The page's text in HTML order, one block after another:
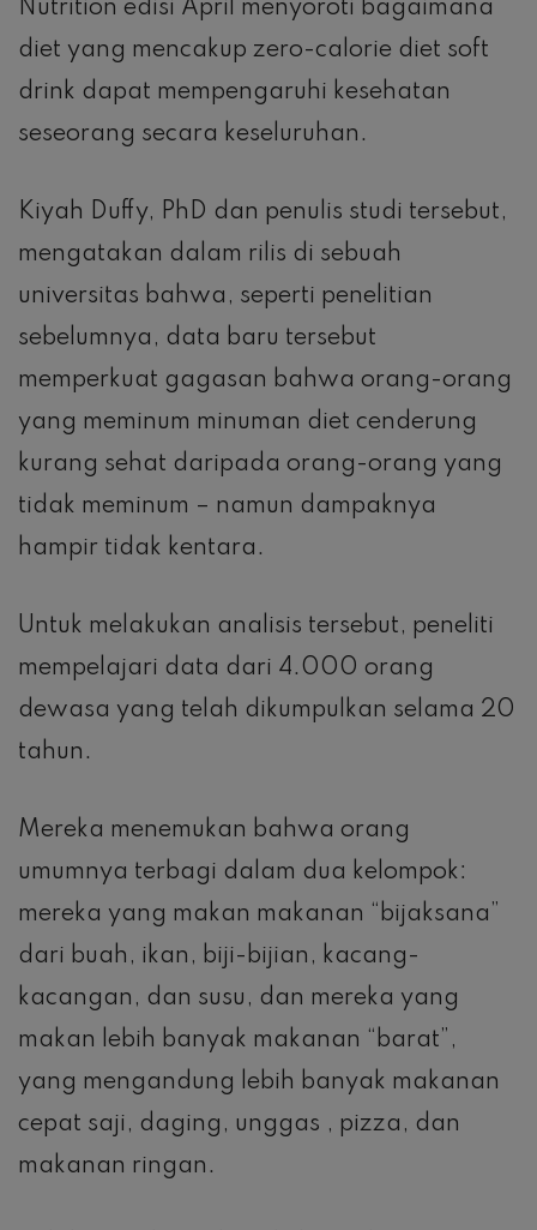
Nutrition edisi April menyoroti bagaimana
diet yang mencakup zero-calorie diet soft
drink dapat mempengaruhi kesehatan
seseorang secara keseluruhan.
Kiyah Duffy, PhD dan penulis studi tersebut,
mengatakan dalam rilis di sebuah
universitas bahwa, seperti penelitian
sebelumnya, data baru tersebut
memperkuat gagasan bahwa orang-orang
yang meminum minuman diet cenderung
kurang sehat daripada orang-orang yang
tidak meminum – namun dampaknya
hampir tidak kentara.
Untuk melakukan analisis tersebut, peneliti
mempelajari data dari 4.000 orang
dewasa yang telah dikumpulkan selama 20
tahun.
Mereka menemukan bahwa orang
umumnya terbagi dalam dua kelompok:
mereka yang makan makanan “bijaksana”
dari buah, ikan, biji-bijian, kacang-
kacangan, dan susu, dan mereka yang
makan lebih banyak makanan “barat”,
yang mengandung lebih banyak makanan
cepat saji, daging, unggas , pizza, dan
makanan ringan.